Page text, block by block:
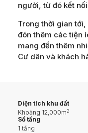
người, từ đó kết
Trong thời gian tới,
đón thêm các tiện
mang đến thêm
Cư dân và khách
Diện tích khu đất
Khoảng 12,000m2
Số tầng
1 tầng